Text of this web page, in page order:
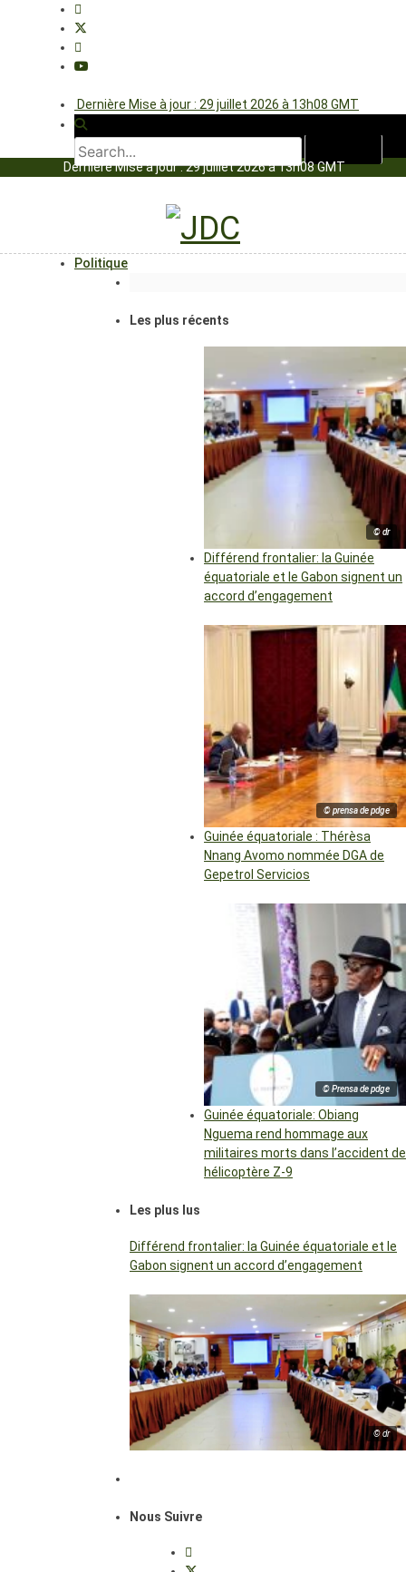
Dernière Mise à jour : 29 juillet 2026 à 13h08 GMT
Dernière Mise à jour : 29 juillet 2026 à 13h08 GMT
Politique
Les plus récents
© dr
Différend frontalier: la Guinée
équatoriale et le Gabon signent un
accord d’engagement
© prensa de pdge
Guinée équatoriale : Thérèsa
Nnang Avomo nommée DGA de
Gepetrol Servicios
© Prensa de pdge
Guinée équatoriale: Obiang
Nguema rend hommage aux
militaires morts dans l’accident de
hélicoptère Z-9
Les plus lus
Différend frontalier: la Guinée équatoriale et le
Gabon signent un accord d’engagement
© dr
Nous Suivre